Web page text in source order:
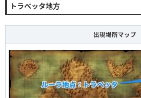
トラベッタ地方
出現場所マップ